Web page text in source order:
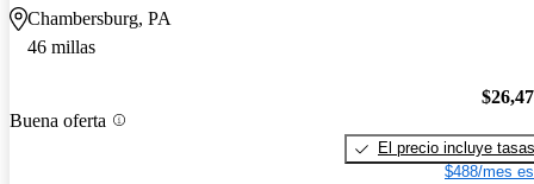
Chambersburg, PA
46 millas
Buena oferta
El precio incluye tasas
$488/mes